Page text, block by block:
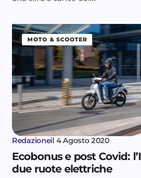
MOTO & SCOOTER
Redazioneil 4 Agosto 2020
Ecobonus e post Covid:
due ruote elettriche